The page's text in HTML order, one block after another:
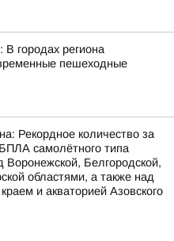
городах региона
пешеходные
Рекордное количество за
самолётного типа
Воронежской, Белгородской,
областями, а также над
и акваторией Азовского